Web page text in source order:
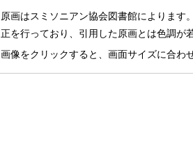
原画はスミソニアン協会図書館によりま
正を行っており、引用した原画とは色調が
画像をクリックすると、画面サイズに合わ